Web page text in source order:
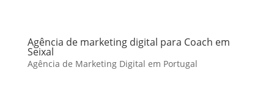
Agência de marketing digital para Coach em
Seixal
Agência de Marketing Digital em Portugal